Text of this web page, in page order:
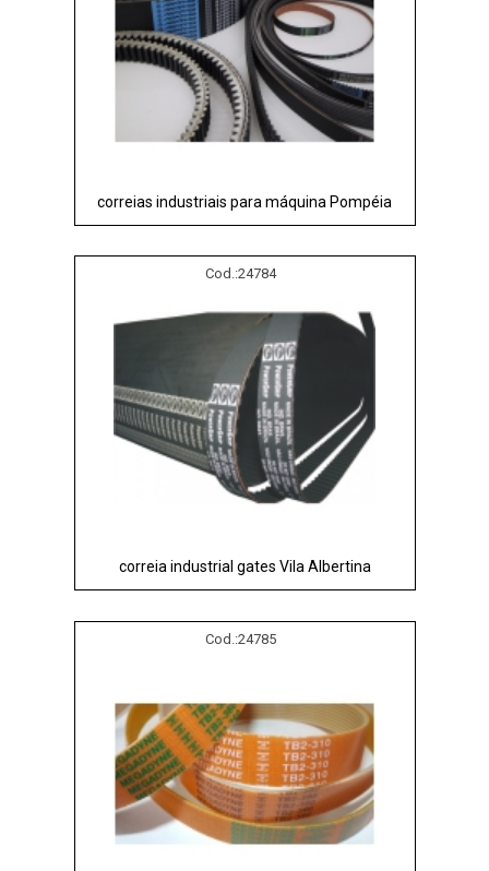
correias industriais para máquina Pompéia
Cod.:24784
correia industrial gates Vila Albertina
Cod.:24785